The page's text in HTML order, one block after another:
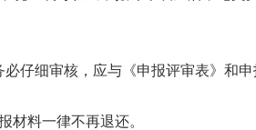
细审核，应与《申报评审表》和申
料一律不再退还。